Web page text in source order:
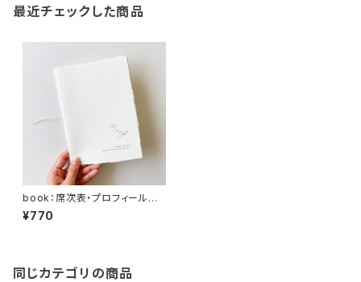
最近チェックした商品
book：席次表・プロフィールブッ
ク
¥770
同じカテゴリの商品